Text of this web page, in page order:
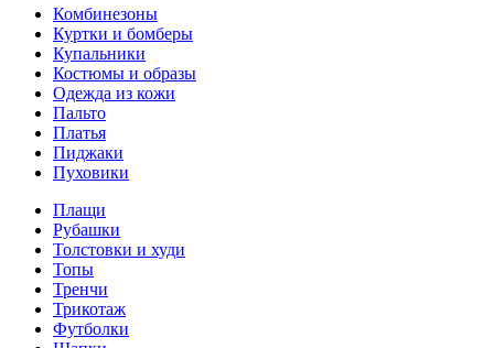
Комбинезоны
Куртки и бомберы
Купальники
Костюмы и образы
Одежда из кожи
Пальто
Платья
Пиджаки
Пуховики
Плащи
Рубашки
Толстовки и худи
Топы
Тренчи
Трикотаж
Футболки